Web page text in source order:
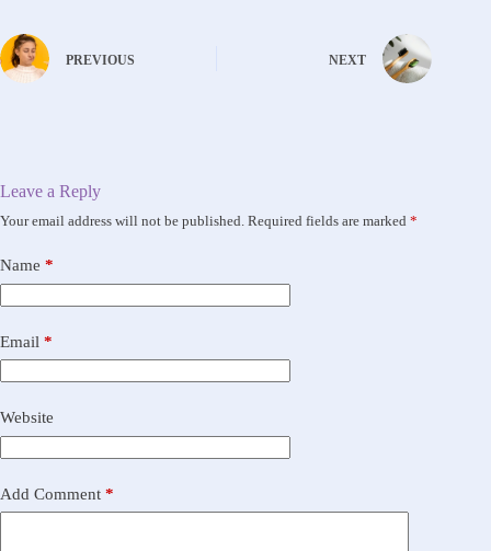
PREVIOUS NEXT
Leave a Reply
Your email address will not be published. Required fields are marked *
Name *
Email *
Website
Add Comment *